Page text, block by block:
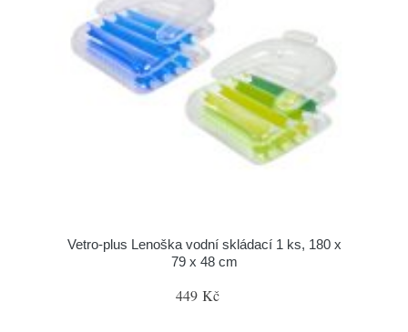
Vetro-plus Lenoška vodní skládací 1 ks, 180 x
79 x 48 cm
449 Kč